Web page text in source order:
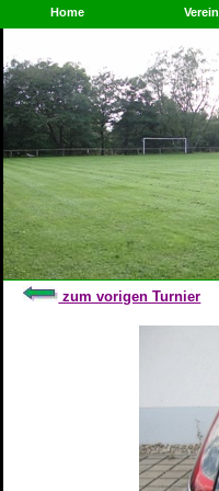
Home Verein
zum vorigen Turnier